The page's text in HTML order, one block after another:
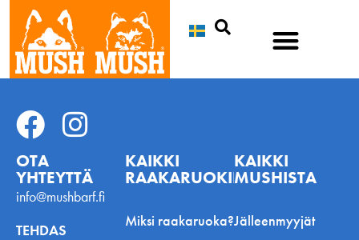
OTA
YHTEYTTÄ
info@mushbarf.fi
TEHDAS
KAIKKI
RAAKARUOKINNASTA
Miksi raakaruoka?
KAIKKI
MUSHISTA
Jälleenmyyjät